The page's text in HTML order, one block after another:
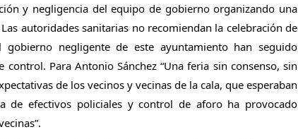
y negligencia del equipo de gobierno organizando una
autoridades sanitarias no recomiendan la celebración de
negligente de este ayuntamiento han seguido
Para Antonio Sánchez “Una feria sin consenso, sin
de los vecinos y vecinas de la cala, que esperaban
de efectivos policiales y control de aforo ha provocado